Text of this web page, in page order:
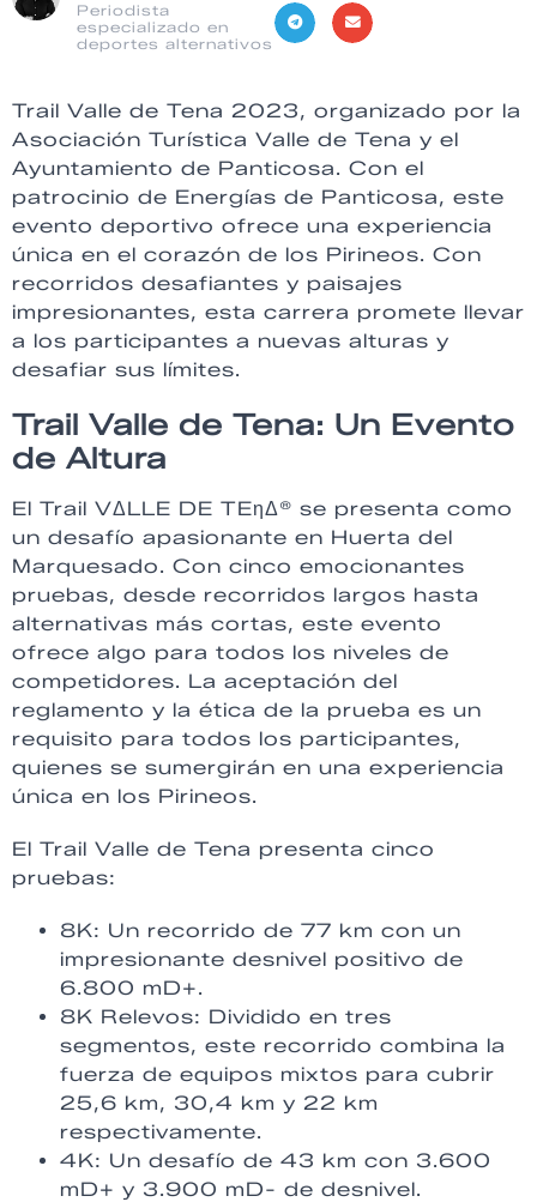
Periodista
especializado en
deportes alternativos
Trail Valle de Tena 2023, organizado por la
Asociación Turística Valle de Tena y el
Ayuntamiento de Panticosa. Con el
patrocinio de Energías de Panticosa, este
evento deportivo ofrece una experiencia
única en el corazón de los Pirineos. Con
recorridos desafiantes y paisajes
impresionantes, esta carrera promete llevar
a los participantes a nuevas alturas y
desafiar sus límites.
Trail Valle de Tena: Un Evento
de Altura
El Trail VΔLLE DE TEηΔ® se presenta como
un desafío apasionante en Huerta del
Marquesado. Con cinco emocionantes
pruebas, desde recorridos largos hasta
alternativas más cortas, este evento
ofrece algo para todos los niveles de
competidores. La aceptación del
reglamento y la ética de la prueba es un
requisito para todos los participantes,
quienes se sumergirán en una experiencia
única en los Pirineos.
El Trail Valle de Tena presenta cinco
pruebas:
8K: Un recorrido de 77 km con un
impresionante desnivel positivo de
6.800 mD+.
8K Relevos: Dividido en tres
segmentos, este recorrido combina la
fuerza de equipos mixtos para cubrir
25,6 km, 30,4 km y 22 km
respectivamente.
4K: Un desafío de 43 km con 3.600
mD+ y 3.900 mD- de desnivel.